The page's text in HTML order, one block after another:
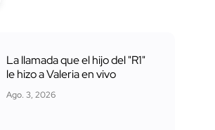
La llamada que el hijo del "R1"
le hizo a Valeria en vivo
Ago. 3, 2026